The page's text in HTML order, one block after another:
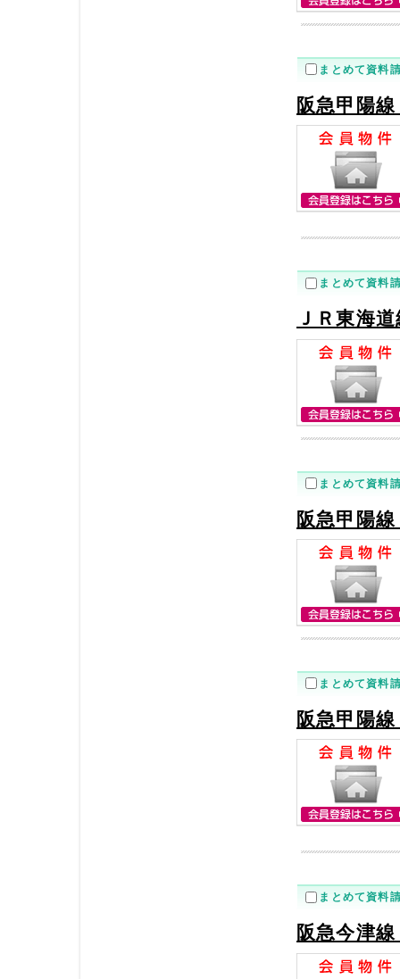
まとめて資料
阪急甲陽
まとめて資料
ＪＲ東海
まとめて資料
阪急甲陽
まとめて資料
阪急甲陽
まとめて資料
阪急今津